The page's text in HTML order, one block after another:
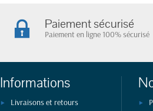
Paiement sécurisé
Paiement en ligne 100% sécurisé
Informations
Livraisons et retours